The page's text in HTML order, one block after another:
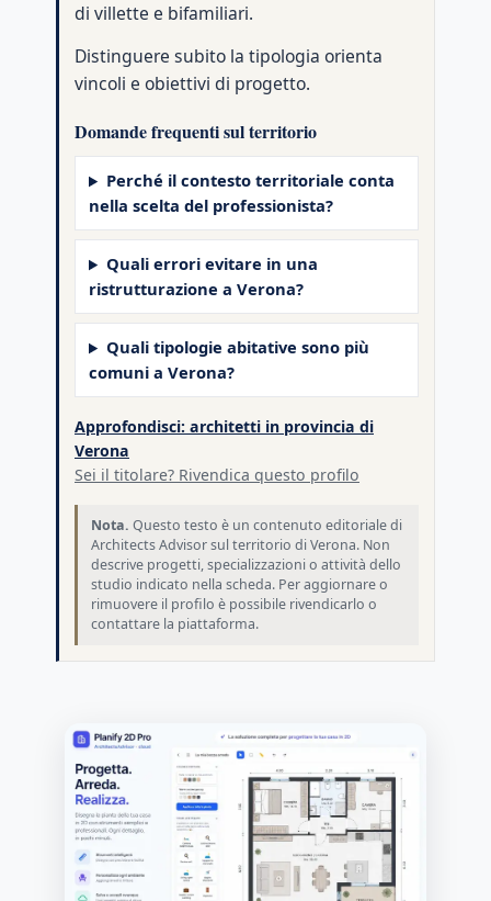
di villette e bifamiliari.
Distinguere subito la tipologia orienta
vincoli e obiettivi di progetto.
Domande frequenti sul territorio
Perché il contesto territoriale conta
nella scelta del professionista?
Quali errori evitare in una
ristrutturazione a Verona?
Quali tipologie abitative sono più
comuni a Verona?
Approfondisci: architetti in provincia di
Verona
Sei il titolare? Rivendica questo profilo
Nota. Questo testo è un contenuto editoriale di
Architects Advisor sul territorio di Verona. Non
descrive progetti, specializzazioni o attività dello
studio indicato nella scheda. Per aggiornare o
rimuovere il profilo è possibile rivendicarlo o
contattare la piattaforma.